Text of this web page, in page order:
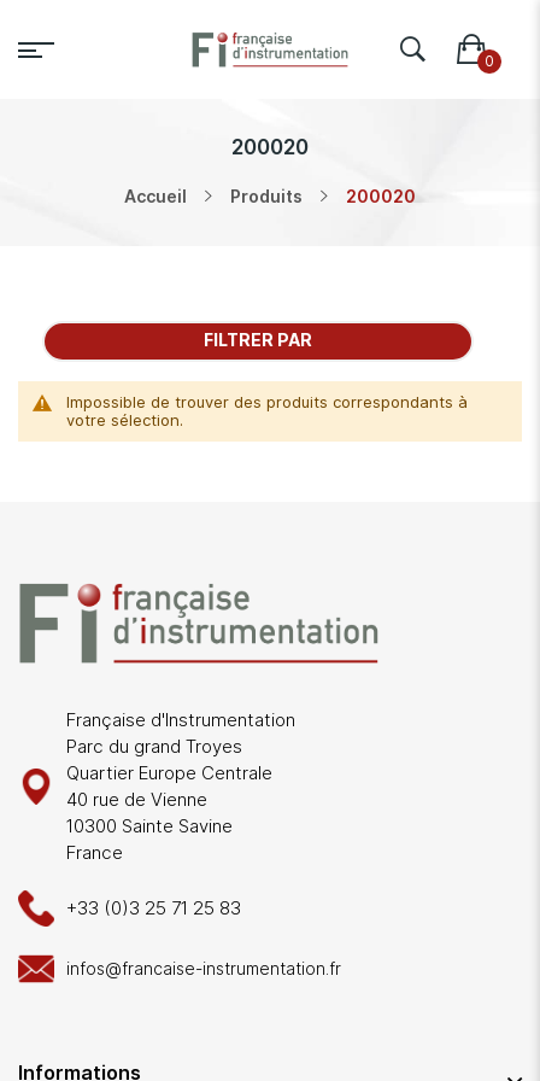
200020
Accueil Produits 200020
Impossible de trouver des produits correspondants à
votre sélection.
FILTRER PAR
Française d'Instrumentation
Parc du grand Troyes
Quartier Europe Centrale
40 rue de Vienne
10300 Sainte Savine
France
+33 (0)3 25 71 25 83
infos@francaise-instrumentation.fr
Informations